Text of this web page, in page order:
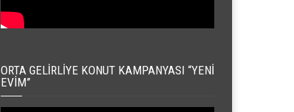
ORTA GELIRLIYE KONUT KAMPANYASI “YENI
EVIM”